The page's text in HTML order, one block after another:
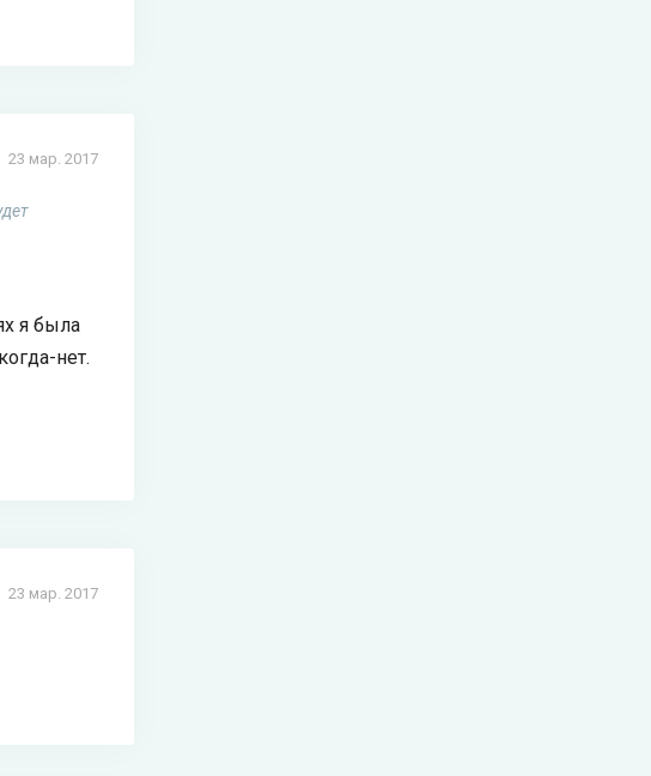
23 мар. 2017
я была
нет.
23 мар. 2017